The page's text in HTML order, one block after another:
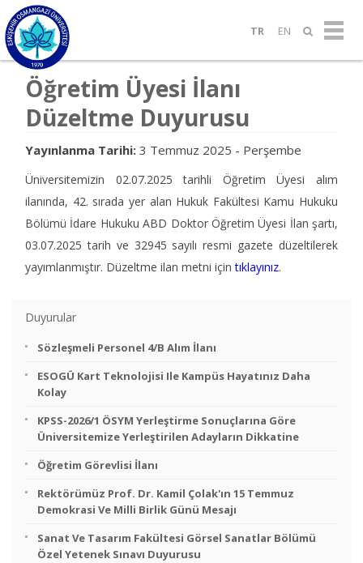
TR EN
Öğretim Üyesi İlanı
Düzeltme Duyurusu
Yayınlanma Tarihi: 3 Temmuz 2025 - Perşembe
Üniversitemizin 02.07.2025 tarihli Öğretim Üyesi alım
ilanında, 42. sırada yer alan Hukuk Fakültesi Kamu Hukuku
Bölümü İdare Hukuku ABD Doktor Öğretim Üyesi İlan şartı,
03.07.2025 tarih ve 32945 sayılı resmi gazete düzeltilerek
yayımlanmıştır. Düzeltme ilan metni içintıklayınız.
Duyurular
Sözleşmeli Personel 4/B Alım İlanı
ESOGÜ Kart Teknolojisi Ile Kampüs Hayatınız Daha
Kolay
KPSS-2026/1 ÖSYM Yerleştirme Sonuçlarına Göre
Üniversitemize Yerleştirilen Adayların Dikkatine
Öğretim Görevlisi İlanı
Rektörümüz Prof. Dr. Kamil Çolak'ın 15 Temmuz
Demokrasi Ve Milli Birlik Günü Mesajı
Sanat Ve Tasarım Fakültesi Görsel Sanatlar Bölümü
Özel Yetenek Sınavı Duyurusu